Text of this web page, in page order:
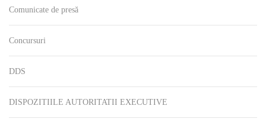
Comunicate de presă
Concursuri
DDS
DISPOZITIILE AUTORITATII EXECUTIVE